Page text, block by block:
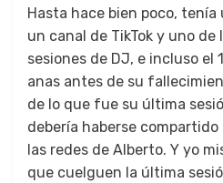
Has­ta hace bien poco,
un canal de Tik­Tok y uno
sesiones de DJ, e inclu­so
anas antes de su
de lo que fue su últi­ma
debería haberse
las redes de Alber­to. Y yo
que cuelguen la últi­ma